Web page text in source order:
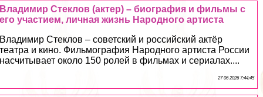
Владимир Стеклов (актер) – биография и фильмы с
его участием, личная жизнь Народного артиста
Владимир Стеклов – советский и российский актёр
театра и кино. Фильмография Народного артиста России
насчитывает около 150 ролей в фильмах и сериалах....
27 06 2026 7:44:45